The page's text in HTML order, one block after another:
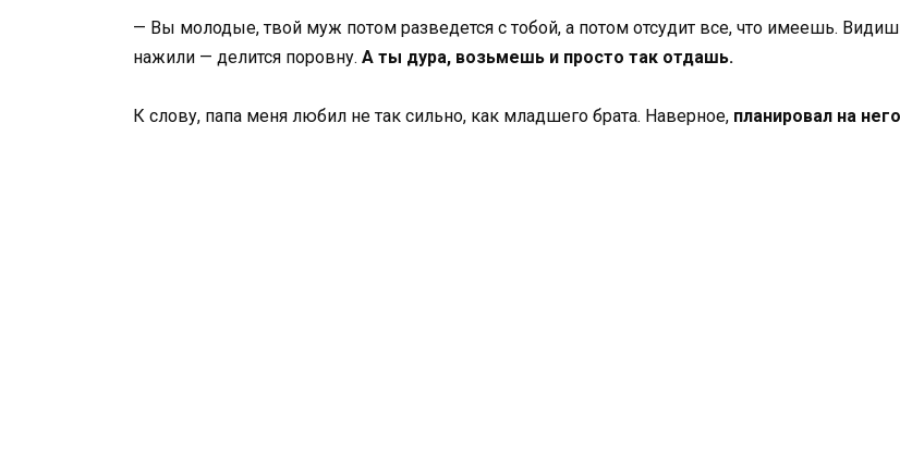
— Вы молодые, твой муж потом разведется с тобой, а потом отсудит все, что имеешь.
нажили — делится поровну. А ты дура, возьмешь и просто так отдашь.
К слову, папа меня любил не так сильно, как младшего брата. Наверное, планировал на